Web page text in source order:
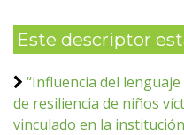
Este descriptor
“Influencia del
de resiliencia de niños
vinculado en la